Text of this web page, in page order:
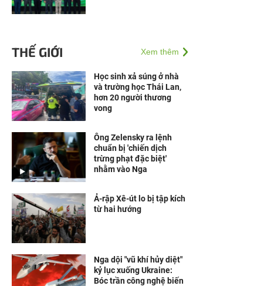
THẾ GIỚI Xem thêm
Học sinh xả súng ở nhà
và trường học Thái Lan,
hơn 20 người thương
vong
Ông Zelensky ra lệnh
chuẩn bị 'chiến dịch
trừng phạt đặc biệt'
nhằm vào Nga
Ả-rập Xê-út lo bị tập kích
từ hai hướng
Nga dội "vũ khí hủy diệt"
kỷ lục xuống Ukraine:
Bóc trần công nghệ biến